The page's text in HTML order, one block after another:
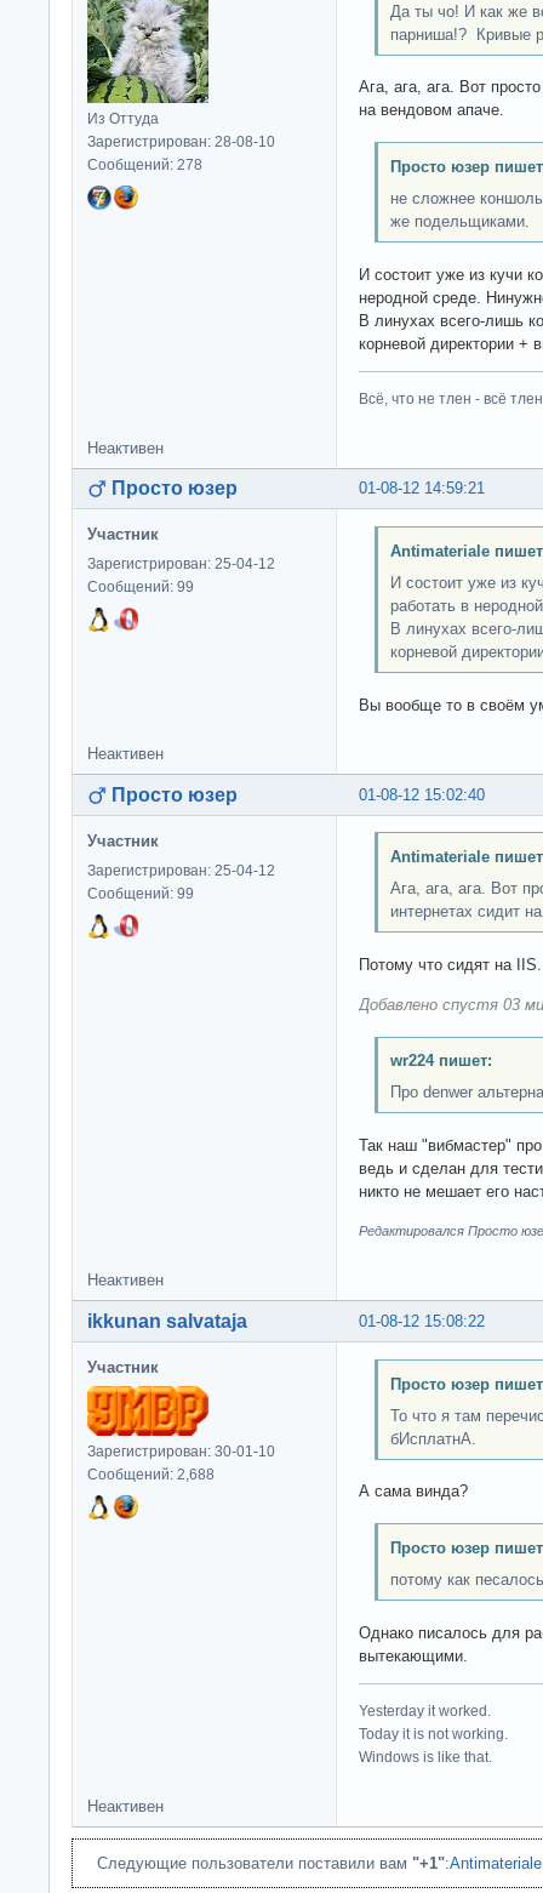
Из Оттуда
Зарегистрирован: 28-08-10
Сообщений: 278
Да ты чо! И как же
парниша!? Кривые
Ага, ага, ага. Вот
на вендовом апаче.
Просто юзер
не сложнее
же подельщиками.
И состоит уже из кучи
неродной среде.
В линухах всего-лишь
корневой директории +
Всё, что не тлен - всё
Неактивен
01-08-12 14:59:21
Просто юзер
Участник
Зарегистрирован: 25-04-12
Сообщений: 99
Antimateriale
И состоит уже из
работать в
В линухах всего-
корневой
Вы вообще то в своём
Неактивен
01-08-12 15:02:40
Просто юзер
Участник
Зарегистрирован: 25-04-12
Сообщений: 99
Antimateriale
Ага, ага, ага. Вот
интернетах сидит
Потому что сидят на
Добавлено спустя 03
wr224 пишет:
Про denwer
Так наш "вибмастер"
ведь и сделан для
никто не мешает его
Редактировался Просто
Неактивен
01-08-12 15:08:22
ikkunan salvataja
Участник
Зарегистрирован: 30-01-10
Сообщений: 2,688
Просто юзер
То что я там
бИсплатнА.
А сама винда?
Просто юзер
потому как
Однако писалось для
вытекающими.
Yesterday it worked.
Today it is not working.
Windows is like that.
Неактивен
Следующие пользователи поставили вам "+1":Antimateriale